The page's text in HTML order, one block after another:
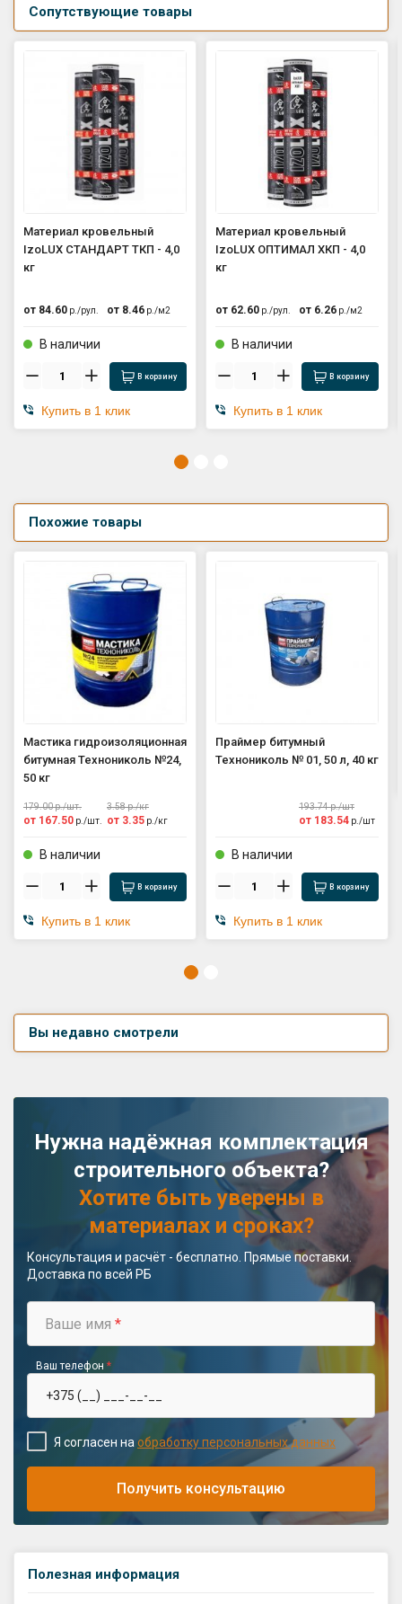
Сопутствующие товары
Материал кровельный
IzoLUX СТАНДАРТ ТКП - 4,0
кг
от 84.60 р./рул. от 8.46 р./м2
В наличии
В корзину
Купить в 1 клик
Материал кровельный
IzoLUX ОПТИМАЛ ХКП - 4,0
кг
от 62.60 р./рул. от 6.26 р./м2
В наличии
В корзину
Купить в 1 клик
Похожие товары
Мастика гидроизоляционная
битумная Технониколь №24,
50 кг
179.00р./шт.
от 167.50 р./шт.
3.58р./кг
от 3.35 р./кг
В наличии
В корзину
Купить в 1 клик
Праймер битумный
Технониколь № 01, 50 л, 40 кг
193.74р./шт
от 183.54 р./шт
В наличии
В корзину
Купить в 1 клик
Вы недавно смотрели
Нужна надёжная комплектация
строительного объекта?
Хотите быть уверены в
материалах и сроках?
Консультация и расчёт - бесплатно. Прямые поставки.
Доставка по всей РБ
Ваше имя *
Ваш телефон *
Получить консультацию
Я согласен наобработку персональных данных
Полезная информация